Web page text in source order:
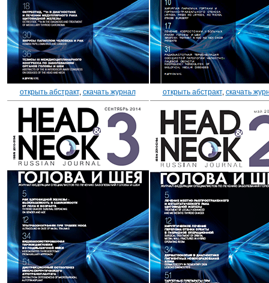
открыть абстракт, скачать журнал открыть абстракт, скачать